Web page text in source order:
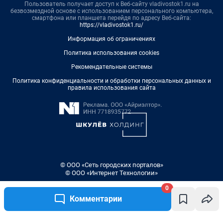
Комментарии
0
Пользователь получает доступ к Веб-сайту vladivostok1.ru на
безвозмездной основе с использованием персонального компьютера,
смартфона или планшета перейдя по адресу Веб-сайта:
https://vladivostok1.ru/
Информация об ограничениях
Политика использования cookies
Рекомендательные системы
Политика конфиденциальности и обработки персональных данных и
правила использования сайта
© ООО «Сеть городских порталов»
© ООО «Интернет Технологии»